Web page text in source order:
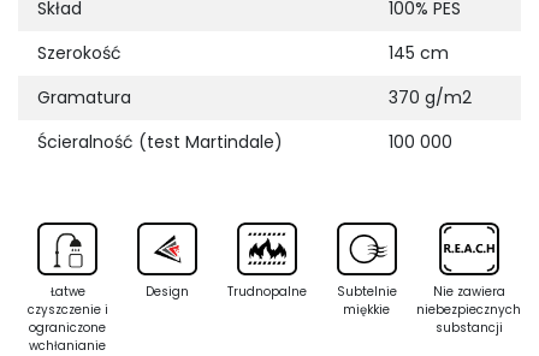
Skład
100% PES
Szerokość
145 cm
Gramatura
370 g/m2
Ścieralność (test Martindale)
100 000
Łatwe
czyszczenie i
ograniczone
wchłanianie
Design Trudnopalne
Subtelnie
miękkie
Nie zawiera
niebezpiecznych
substancji